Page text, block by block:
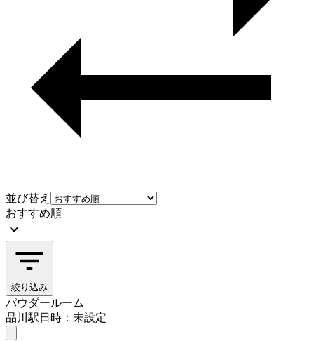
並び替え
おすすめ順
絞り込み
パウダールーム
品川駅日時：未設定